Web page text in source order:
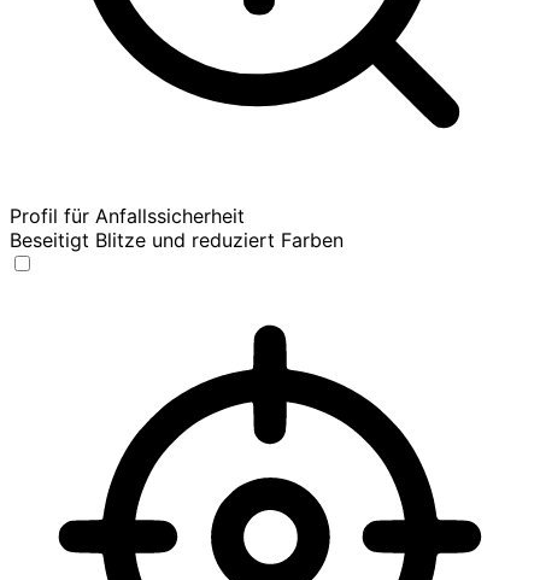
Profil für Anfallssicherheit
Beseitigt Blitze und reduziert Farben